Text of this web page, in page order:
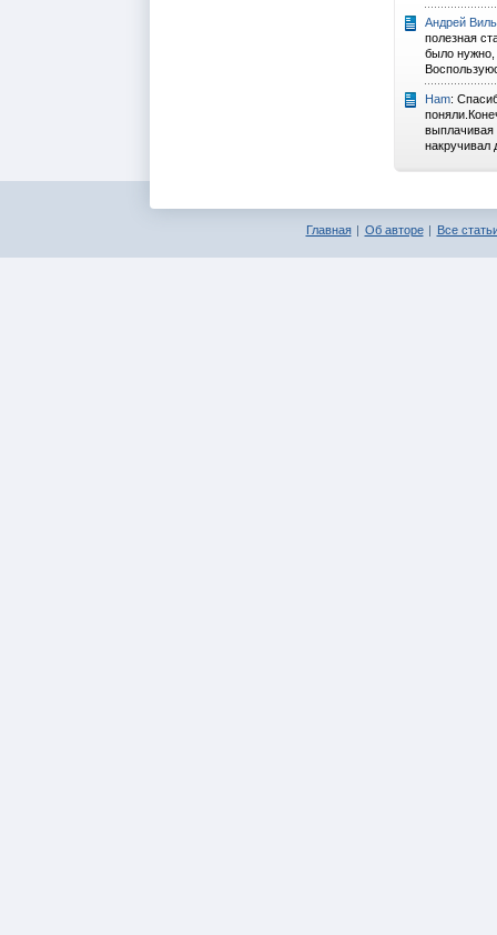
Андрей
полезная
было нужно,
Ham:
выплачивая
накручивал
Главная Об авторе Все